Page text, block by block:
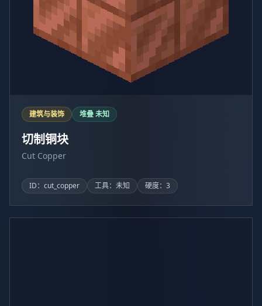
建筑与装饰 堆叠 未知
切制铜块
Cut Copper
ID：cut_copper 工具：未知 硬度：3